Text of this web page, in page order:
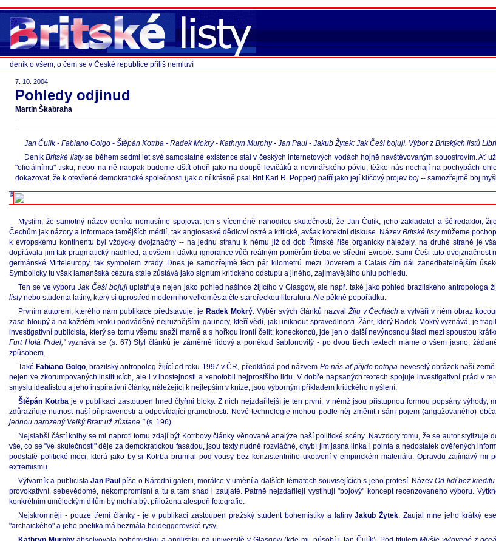
deník o všem, o čem se v České republice příliš nemluví
7. 10. 2004
Pohledy odjinud
Martin Škabraha
Jan Čulík - Fabiano Golgo - Štěpán Kotrba - Radek Mokrý - Kathryn Murphy - Jan Paul - Jakub Žytek: Jak Češi bojují. Výbor z Britských listů
DeníkBritské listyse během sedmi let své samostatné existence stal v českých internetových vodách hojně navštěvovaným souostrovím. Ať
"oficiálnímu" tisku, nebo na ně naopak budeme dštít oheň jako na doupě levičáků a novinářského póvlu, těžko nás nechají na pochybách
dokazovat, že k otevřené demokratické společnosti (jak o ní krásně psal Brit Karl R. Popper) patří jako její klíčový projev boj -- samozřejmě boj
Myslím, že samotný název deníku nemusíme spojovat jen s víceméně nahodilou skutečností, že Jan Čulík, jeho zakladatel a šéfredaktor,
Čechům jak názory a informace tamějších médií, tak anglosaské dědictví ostré a kritické, avšak korektní diskuse. NázevBritské listymůžeme
k evropskému kontinentu byl vždycky dvojznačný -- na jednu stranu k němu již od dob Římské říše organicky náležely, na druhé straně je
dopřávala jim tak pragmatický nadhled, a ovšem i dávku ignorance vůči reálným poměrům třeba ve střední Evropě. Sami Češi tuto
germánské Mitteleuropy, tak symbolem zrady. Dnes je samozřejmě těch pár kilometrů mezi Doverem a Calais čím dál zanedbatelnějším
Symbolicky tu však lamanšská cézura stále zůstává jako signum kritického odstupu a jiného, zajímavějšího úhlu pohledu.
Ten se ve výboruJak Češi bojujíuplatňuje nejen jako pohled našince žijícího v Glasgow, ale např. také jako pohled brazilského antropologa
listynebo studenta latiny, který si uprostřed moderního velkoměsta čte starořeckou literaturu. Ale pěkně popořádku.
Prvním autorem, kterého nám publikace představuje, je Radek Mokrý. Výběr svých článků nazvalŽiju v Čechách a vytváří v něm obraz
zase hloupý a na každém kroku podváděný nejrůznějšími gaunery, kteří vědí, jak uniknout spravedlnosti. Žánr, který Radek Mokrý vyznává, je
investigativní publicista, který se tomu všemu snaží marně a s hořkou ironií čelit; koneckonců, jde jen o další nevýnosnou štaci mezi spoustou
Furt Holá Prdel,"vyznává se (s. 67) Styl článků je záměrně lidový a poněkud šablonovitý - po dvou třech textech máme o všem jasno,
způsobem.
Také Fabiano Golgo, brazilský antropolog žijící od roku 1997 v ČR, předkládá pod názvem Po nás ať přijde potopa neveselý obrázek naší
nejen ve zkorumpovaných institucích, ale i v lhostejnosti a xenofobii nejprostšího lidu. V dobře napsaných textech spojuje investigativní práci v
smyslu idealistou a jeho inspirativní články, náležející k nejlepším v knize, jsou výborným příkladem kritického myšlení.
Štěpán Kotrba je v publikaci zastoupen hned čtyřmi bloky. Z nich nejzdařilejší je ten první, v němž jsou přístupnou formou popsány výhody,
zdůrazňuje nutnost naší připravenosti a odpovídající gramotnosti. Nové technologie mohou podle něj změnit i sám pojem (angažovaného)
jednou narozený Velký Bratr už zůstane."(s. 196)
Nejslabší částí knihy se mi naproti tomu zdají být Kotrbovy články věnované analýze naší politické scény. Navzdory tomu, že se autor stylizuje
vše, co se "ve skutečnosti" děje za demokratickou fasádou, jsou texty nudně rozvláčné, chybí jim jasná linka i pointa a nedostatek ověřených
podstatě politické moci, která jako by si Kotrba brumlal pod vousy bez konzistentního ukotvení v empirickém materiálu. Opravdu zajímavý mi
extremismu.
Výtvarník a publicista Jan Paul píše o Národní galerii, morálce v umění a dalších tématech souvisejících s jeho profesí. NázevOd lidí bez
provokativní, sebevědomé, nekompromisní a tu a tam snad i zaujaté. Patrně nejzdařileji vystihují "bojový" koncept recenzovaného výboru.
konkrétním uměleckým dílům by mohla být přiložena alespoň fotografie.
Nejskromněji - pouze třemi články - je v publikaci zastoupen pražský student bohemistiky a latinyJakub Žytek. Zaujal mne jeho krátký
"archaického" a jeho poetika má bezmála heideggerovské rysy.